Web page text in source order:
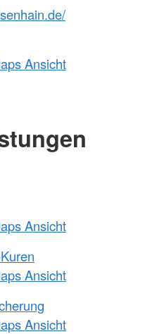
Ansicht
Ansicht
Ansicht
Ansicht